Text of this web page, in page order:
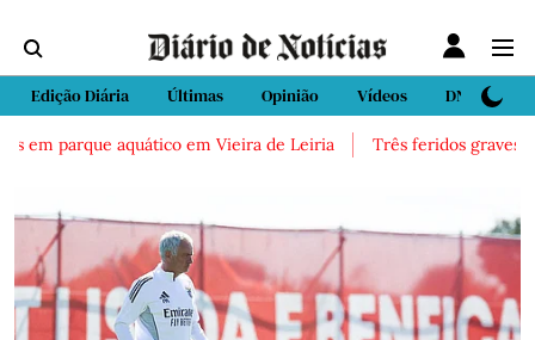
Edição Diária Últimas Opinião Vídeos DN Sport
parque aquático em Vieira de Leiria Três feridos graves